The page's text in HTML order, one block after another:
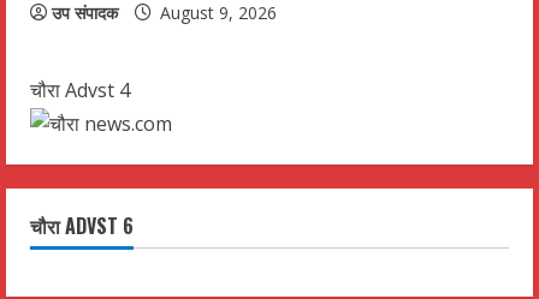
उप संपादक August 9, 2026
चौरा Advst 4
चौरा ADVST 6